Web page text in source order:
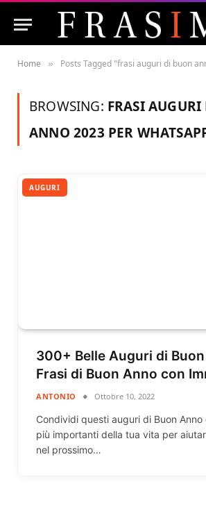
Home » Posts Tagged "frasi auguri di buon
BROWSING: FRASI
ANNO 2023 PER
AUGURI
300+ Belle Auguri di
Frasi di Buon Anno con
ANTONIO Ottobre 10, 2022
Condividi questi auguri di Buon
più importanti della tua vita per
nel prossimo…